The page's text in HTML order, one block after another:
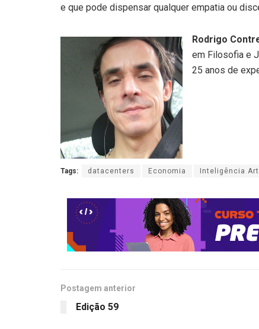
e que pode dispensar qualquer empatia ou
Rodrigo
em Filosofia e
25 anos de
Tags: datacenters Economia Inteligência
Postagem anterior
Edição 59